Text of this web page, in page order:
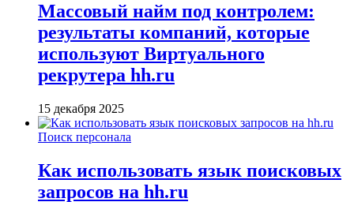
Массовый найм под контролем:
результаты компаний, которые
используют Виртуального
рекрутера hh.ru
15 декабря 2025
Поиск персонала
Как использовать язык поисковых
запросов на hh.ru